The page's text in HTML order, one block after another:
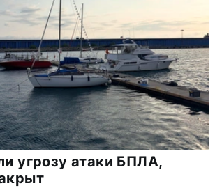
угрозу атаки БПЛА,